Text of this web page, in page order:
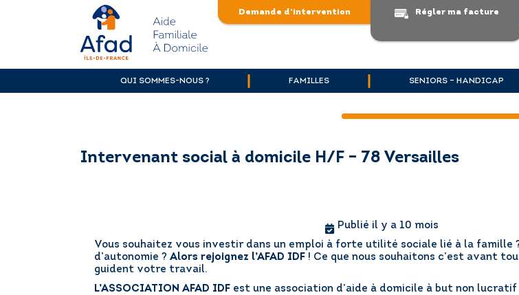
afad-
idf.asso.fr
Demande d’intervention Régler ma facture
QUI SOMMES-NOUS ? FAMILLES SENIORS – HANDICAP
Intervenant social à domicile H/F – 78 Versailles
Publié il y a 10 mois
Vous souhaitez vous investir dans un emploi à forte utilité sociale lié à la famille
d’autonomie ? Alors rejoignez l’AFAD IDF ! Ce que nous souhaitons c’est avant
guident votre travail.
L’ASSOCIATION AFAD IDF est une association d’aide à domicile à but non